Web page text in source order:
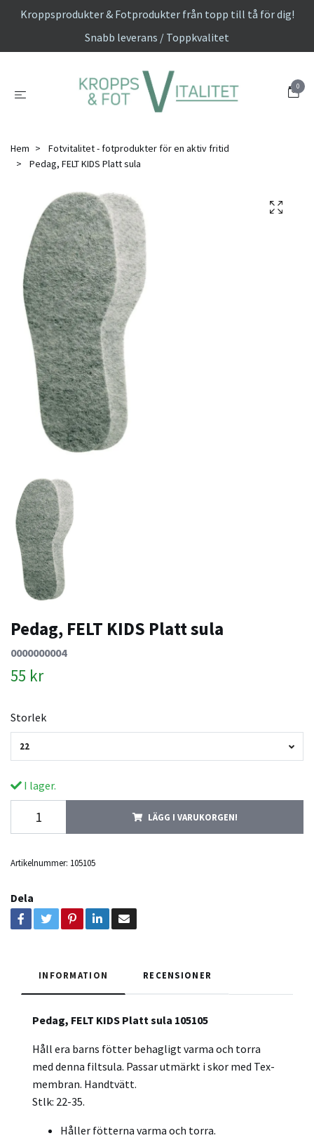
Kroppsprodukter & Fotprodukter från topp till tå för dig!
Snabb leverans / Toppkvalitet
0
Hem
Fotvitalitet - fotprodukter för en aktiv fritid
Pedag, FELT KIDS Platt sula
Pedag, FELT KIDS Platt sula
0000000004
55 kr
Storlek
22
I lager.
LÄGG I VARUKORGEN!
Artikelnummer: 105105
Dela
INFORMATION RECENSIONER
Pedag, FELT KIDS Platt sula 105105
Håll era barns fötter behagligt varma och torra
med denna filtsula. Passar utmärkt i skor med Tex-
membran. Handtvätt.
Stlk: 22-35.
Håller fötterna varma och torra.